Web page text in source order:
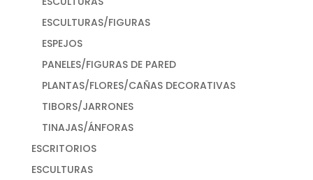
ESCULTURAS/FIGURAS
ESPEJOS
PANELES/FIGURAS DE PARED
PLANTAS/FLORES/CAÑAS DECORATIVAS
TIBORS/JARRONES
TINAJAS/ÁNFORAS
ESCRITORIOS
ESCULTURAS